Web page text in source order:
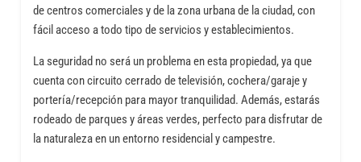
de centros comerciales y de la zona urbana de la ciudad, con
fácil acceso a todo tipo de servicios y establecimientos.
La seguridad no será un problema en esta propiedad, ya que
cuenta con circuito cerrado de televisión, cochera/garaje y
portería/recepción para mayor tranquilidad. Además, estarás
rodeado de parques y áreas verdes, perfecto para disfrutar de
la naturaleza en un entorno residencial y campestre.